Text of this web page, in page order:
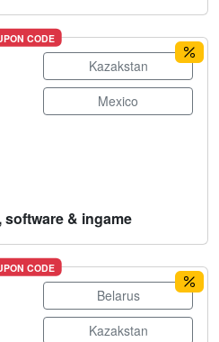
CODE
Kazakstan
Mexico
& ingame
CODE
Belarus
Kazakstan